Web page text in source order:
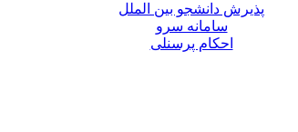
پذیرش دانشجو بین الملل
سامانه سرو
احکام پرسنلی